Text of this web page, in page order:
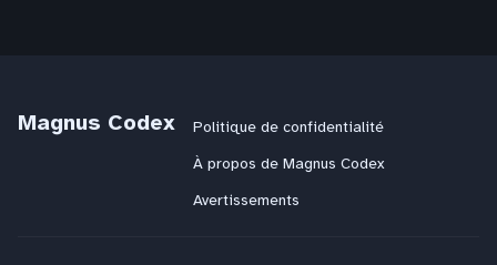
Magnus Codex
Politique de confidentialité
À propos de Magnus Codex
Avertissements